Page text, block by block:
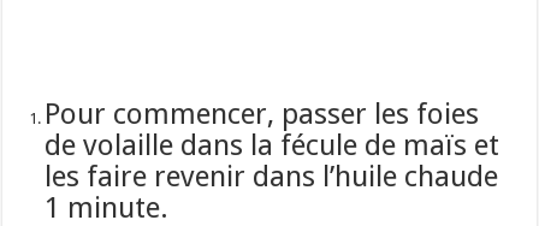
Pour commencer, passer les foies
de volaille dans la fécule de maïs et
les faire revenir dans l’huile chaude
1 minute.